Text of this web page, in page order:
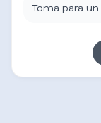
Toma para